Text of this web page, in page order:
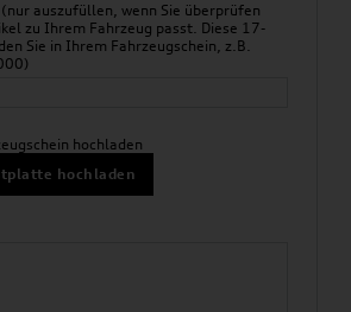
auszufüllen, wenn Sie überprüfen
zu Ihrem Fahrzeug passt. Diese 17-
Sie in Ihrem Fahrzeugschein, z.B.
hochladen
hochladen